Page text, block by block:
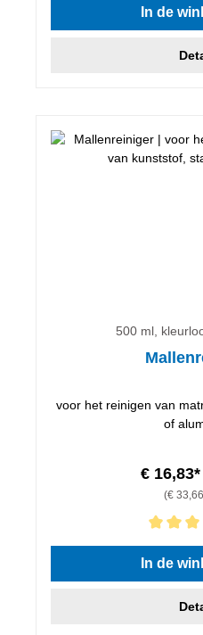
In de
500 ml,
voor het reinigen van
of
€ 16,83*
(€
Gemiddelde waardering
In de